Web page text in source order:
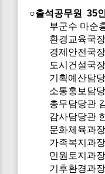
○출석공무원 35인
부군수 마순
환경교육국
경제안전국
도시건설국
기획예산담
소통홍보담
총무담당관
감사담당관
문화체육과
가족복지과
민원토지과
기후환경과